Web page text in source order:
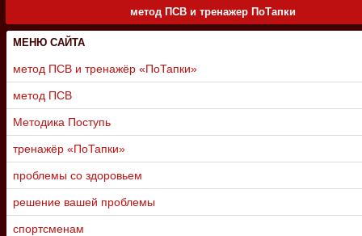
метод ПСВ и тренажер ПоТапки
МЕНЮ САЙТА
метод ПСВ и тренажёр «ПоТапки»
метод ПСВ
Методика Поступь
тренажёр «ПоТапки»
проблемы со здоровьем
решение вашей проблемы
спортсменам